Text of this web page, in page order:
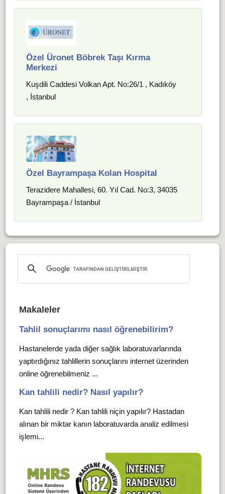
Özel Üronet Böbrek Taşı Kırma
Merkezi
Kuşdili Caddesi Volkan Apt. No:26/1 , Kadıköy
, İstanbul
Özel Bayrampaşa Kolan Hospital
Terazidere Mahallesi, 60. Yıl Cad. No:3, 34035
Bayrampaşa / İstanbul
Makaleler
Tahlil sonuçlarımı nasıl öğrenebilirim?
Hastanelerde yada diğer sağlık laboratuvarlarında
yaptırdığınız tahlillerin sonuçlarını internet üzerinden
online öğrenebilmeniz ...
Kan tahlili nedir? Nasıl yapılır?
Kan tahlili nedir ? Kan tahlili niçin yapılır? Hastadan
alınan bir miktar kanın laboratuvarda analiz edilmesi
işlemi...